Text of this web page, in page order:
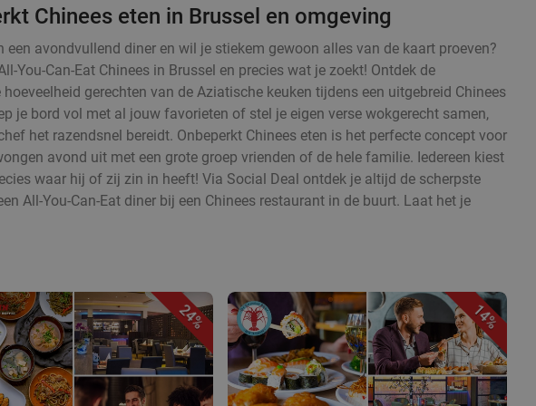
Chinees eten in Brussel en omgeving
een avondvullend diner en wil je stiekem gewoon alles van de kaart proeven?
You-Can-Eat Chinees in Brussel en precies wat je zoekt! Ontdek de
gerechten van de Aziatische keuken tijdens een uitgebreid Chinees
je bord vol met al jouw favorieten of stel je eigen verse wokgerecht samen,
het razendsnel bereidt. Onbeperkt Chinees eten is het perfecte concept voor
avond uit met een grote groep vrienden of de hele familie. Iedereen kiest
waar hij of zij zin in heeft! Via Social Deal ontdek je altijd de scherpste
All-You-Can-Eat diner bij een Chinees restaurant in de buurt. Laat het je
24% 14%